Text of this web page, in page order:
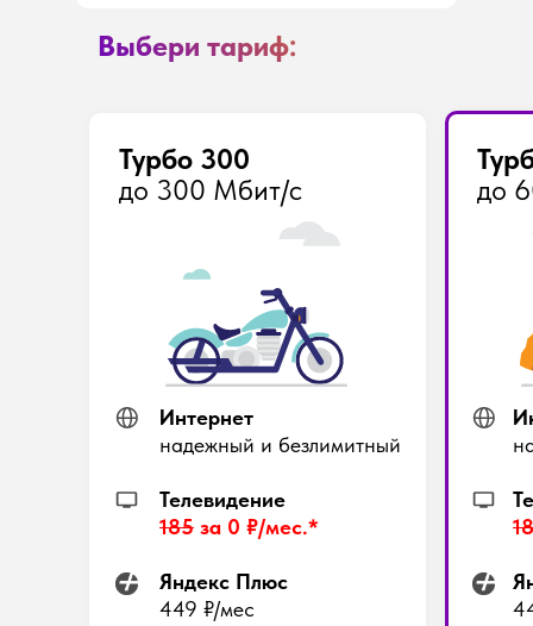
Выбери тариф:
до
Турбо 300
до 300 Мбит/с
Интернет
надежный и безлимитный
Телевидение
185 за 0 ₽/мес.*
Яндекс Плюс
449 ₽/мес